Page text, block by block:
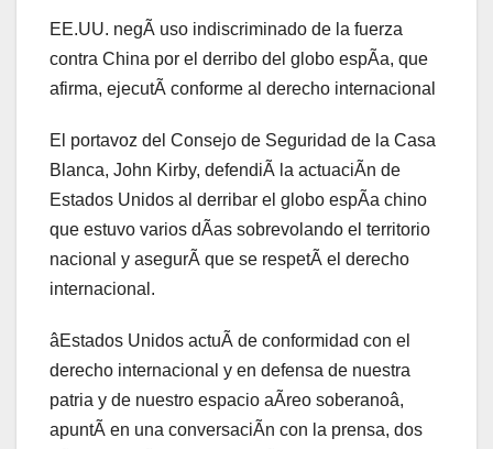
EE.UU. negÃ uso indiscriminado de la fuerza
contra China por el derribo del globo espÃa, que
afirma, ejecutÃ conforme al derecho internacional
El portavoz del Consejo de Seguridad de la Casa
Blanca, John Kirby, defendiÃ la actuaciÃn de
Estados Unidos al derribar el globo espÃa chino
que estuvo varios dÃas sobrevolando el territorio
nacional y asegurÃ que se respetÃ el derecho
internacional.
âEstados Unidos actuÃ de conformidad con el
derecho internacional y en defensa de nuestra
patria y de nuestro espacio aÃreo soberanoâ,
apuntÃ en una conversaciÃn con la prensa, dos